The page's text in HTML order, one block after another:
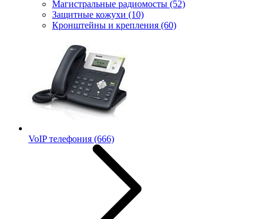
Магистральные радиомосты (52)
Защитные кожухи (10)
Кронштейны и крепления (60)
VoIP телефония (666)